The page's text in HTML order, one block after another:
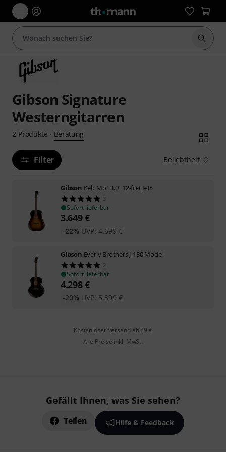
Suche
Gibson Signature
Westerngitarren
2 Produkte · Beratung
Filter Beliebtheit
Gibson Keb Mo “3.0” 12-fret J-45
3
Sofort lieferbar
3.649€
UVP: 4.699 €
-22%
Gibson Everly Brothers J-180 Model
2
Sofort lieferbar
4.298€
UVP: 5.399 €
-20%
Kostenloser Versand ab 29 €
Alle Preise inkl. MwSt.
Gefällt Ihnen, was Sie sehen?
Teilen Hilfe & Feedback